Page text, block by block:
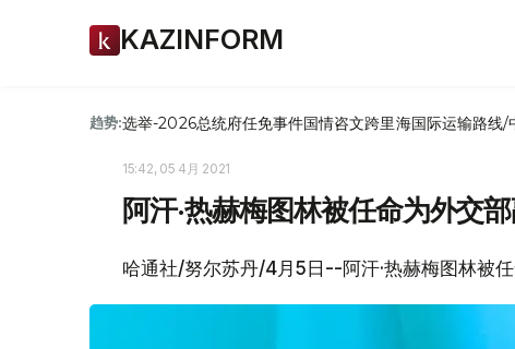
KAZINFORM
趋势:选举-2026总统府任免事件国情咨文跨里海国际运输路线/
15:42, 05 4月 2021
阿汗·热赫梅图林被任命为外交
哈通社/努尔苏丹/4月5日--阿汗·热赫梅图林被任